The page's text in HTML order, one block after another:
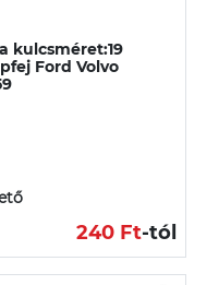
kulcsméret:19
Ford Volvo
240 Ft-tól